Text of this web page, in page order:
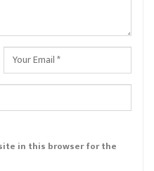
in this browser for the